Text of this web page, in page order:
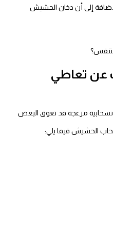
إلى أن دخان الحشيش
عن تعاطي
مزعجة قد تعوق البعض
الحشيش فيما يلي: